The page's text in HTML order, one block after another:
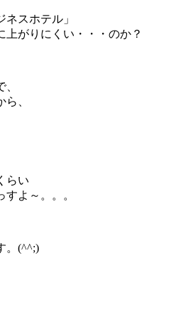
ネスホテル」
上がりにくい・・・のか？
、
らい
よ～。。。
。(^^;)